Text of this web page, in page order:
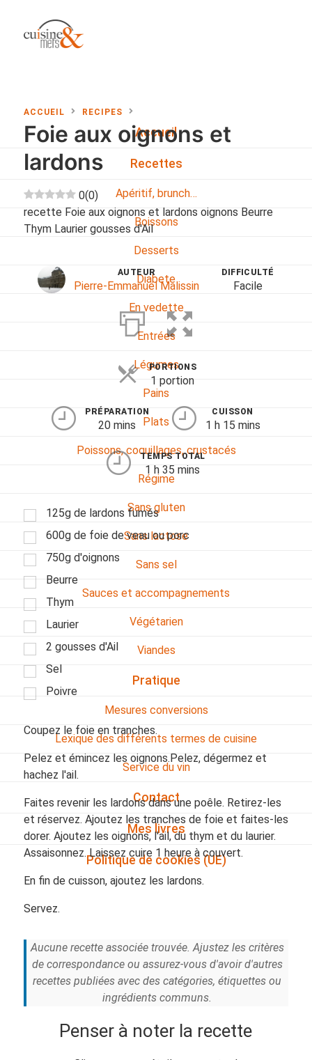
Accueil
Recettes
Apéritif, brunch…
Boissons
Desserts
Diabete
En vedette
Entrées
Légumes
Pains
Plats
Poissons, coquillages, crustacés
Régime
Sans gluten
Sans lactose
Sans sel
Sauces et accompagnements
Végétarien
Viandes
Pratique
Mesures conversions
Lexique des différents termes de cuisine
Service du vin
Contact
Mes livres
Politique de cookies (UE)
ACCUEIL RECIPES
Foie aux oignons et
lardons
0(0)
recette Foie aux oignons et lardons oignons Beurre
Thym Laurier gousses d'Ail
AUTEUR
Pierre-Emmanuel Malissin
DIFFICULTÉ
Facile
PORTIONS
1 portion
PRÉPARATION
20 mins
CUISSON
1 h 15 mins
TEMPS TOTAL
1 h 35 mins
125g de lardons fumés
600g de foie de veau ou porc
750g d'oignons
Beurre
Thym
Laurier
2 gousses d'Ail
Sel
Poivre
Coupez le foie en tranches.
Pelez et émincez les oignons.Pelez, dégermez et
hachez l'ail.
Faites revenir les lardons dans une poêle. Retirez-les
et réservez. Ajoutez les tranches de foie et faites-les
dorer. Ajoutez les oignons, l'ail, du thym et du laurier.
Assaisonnez. Laissez cuire 1 heure à couvert.
En fin de cuisson, ajoutez les lardons.
Servez.
Aucune recette associée trouvée. Ajustez les critères
de correspondance ou assurez-vous d'avoir d'autres
recettes publiées avec des catégories, étiquettes ou
ingrédients communs.
Penser à noter la recette